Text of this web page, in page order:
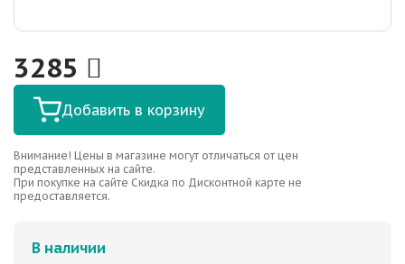
3285
Добавить в корзину
Внимание! Цены в магазине могут отличаться от цен
представленных на сайте.
При покупке на сайте Скидка по Дисконтной карте не
предоставляется.
В наличии